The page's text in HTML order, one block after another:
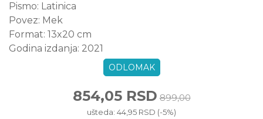
Pismo: Latinica
Povez: Mek
Format: 13x20 cm
Godina izdanja: 2021
ODLOMAK
854,05 RSD 899,00
ušteda: 44,95 RSD (-5%)